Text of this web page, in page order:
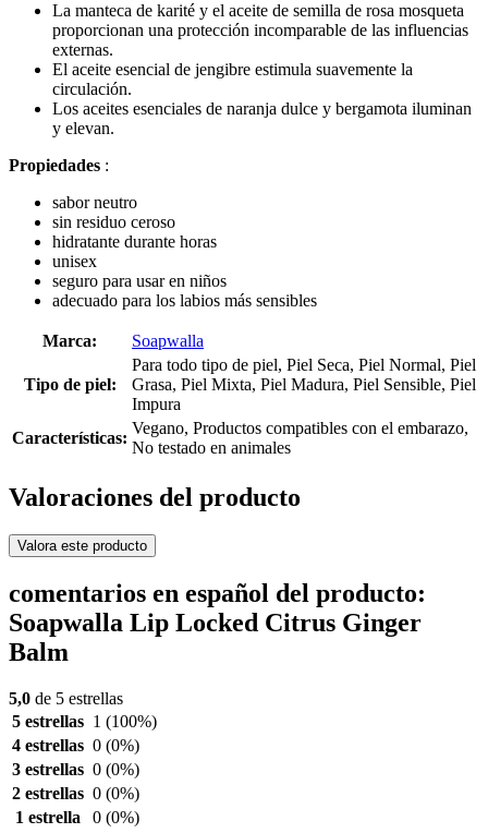
La manteca de karité y el aceite de semilla de rosa mosqueta
proporcionan una protección incomparable de las influencias
externas.
El aceite esencial de jengibre estimula suavemente la
circulación.
Los aceites esenciales de naranja dulce y bergamota iluminan
y elevan.
Propiedades :
sabor neutro
sin residuo ceroso
hidratante durante horas
unisex
seguro para usar en niños
adecuado para los labios más sensibles
Marca: Soapwalla
Tipo de piel:
Para todo tipo de piel, Piel Seca, Piel Normal, Piel
Grasa, Piel Mixta, Piel Madura, Piel Sensible, Piel
Impura
Características:
Vegano, Productos compatibles con el embarazo,
No testado en animales
Valoraciones del producto
Valora este producto
comentarios en español del producto:
Soapwalla Lip Locked Citrus Ginger
Balm
5,0 de 5 estrellas
5 estrellas 1 (100%)
4 estrellas 0 (0%)
3 estrellas 0 (0%)
2 estrellas 0 (0%)
1 estrella
0 (0%)